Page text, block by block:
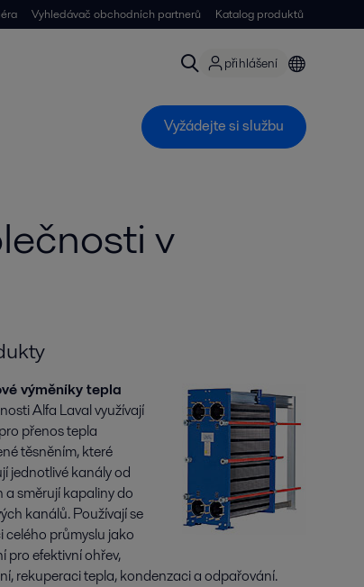
Vyhledávač obchodních partnerů Katalog produktů
přihlášení
Vyžádejte si službu
v
výměníky tepla
Alfa Laval využívají
přenos tepla
těsněním, které
jednotlivé kanály od
a směrují kapaliny do
kanálů. Používají se
celého průmyslu jako
pro efektivní ohřev,
rekuperaci tepla, kondenzaci a odpařování.